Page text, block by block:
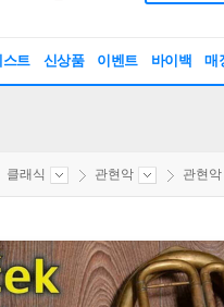
스트 신상품 이벤트 바이백 매
클래식 관현악 관현